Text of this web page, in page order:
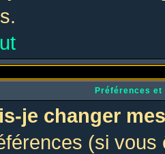
Préférences
je changer
(si